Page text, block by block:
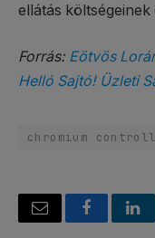
ellátás
Forrás: Eötvös
Helló Sajtó! Üzleti
chromium
Email Facebook